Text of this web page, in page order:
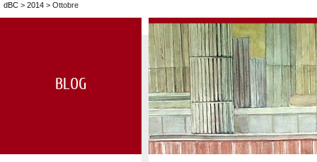
dBC > 2014 > Ottobre
BLOG